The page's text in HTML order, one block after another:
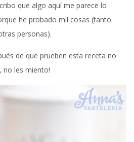
que algo aquí me parece lo
he probado mil cosas (tanto
personas).
de que prueben esta receta no
no les miento!